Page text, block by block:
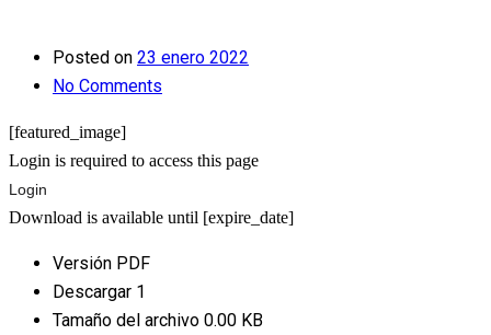
Posted on 23 enero 2022
No Comments
[featured_image]
Login is required to access this page
Login
Download is available until [expire_date]
Versión PDF
Descargar 1
Tamaño del archivo 0.00 KB